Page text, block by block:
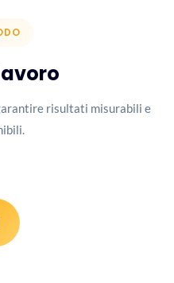
risultati misurabili e